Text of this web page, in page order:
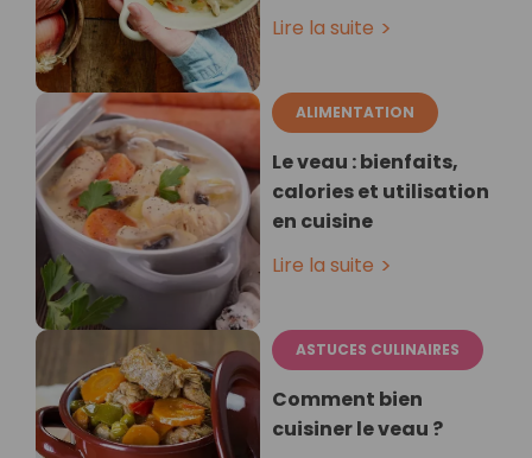
Lire la suite
ALIMENTATION
Le veau : bienfaits,
calories et utilisation
en cuisine
Lire la suite
ASTUCES CULINAIRES
Comment bien
cuisiner le veau ?